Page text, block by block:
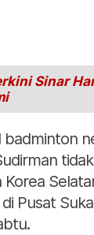
Sinar
badminton
Pusat